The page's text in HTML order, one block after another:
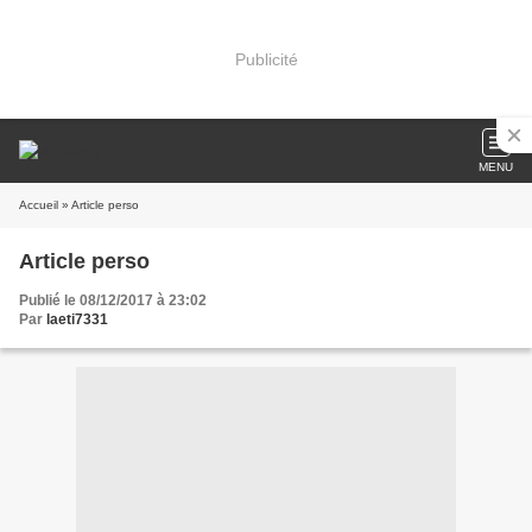
Publicité
MENU
Accueil » Article perso
Article perso
Publié le 08/12/2017 à 23:02
Par laeti7331